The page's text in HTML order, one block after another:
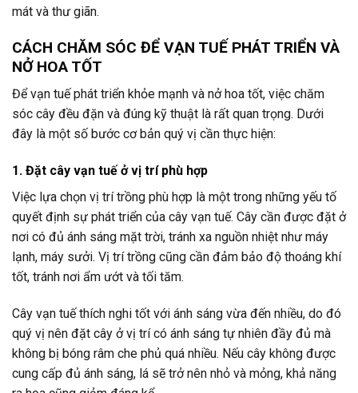
mát và thư giãn.
CÁCH CHĂM SÓC ĐỂ VẠN TUẾ PHÁT TRIỂN VÀ
NỞ HOA TỐT
Để vạn tuế phát triển khỏe mạnh và nở hoa tốt, việc chăm
sóc cây đều đặn và đúng kỹ thuật là rất quan trọng. Dưới
đây là một số bước cơ bản quý vị cần thực hiện:
1. Đặt cây vạn tuế ở vị trí phù hợp
Việc lựa chọn vị trí trồng phù hợp là một trong những yếu tố
quyết định sự phát triển của cây vạn tuế. Cây cần được đặt ở
nơi có đủ ánh sáng mặt trời, tránh xa nguồn nhiệt như máy
lạnh, máy sưởi. Vị trí trồng cũng cần đảm bảo độ thoáng khí
tốt, tránh nơi ẩm ướt và tối tăm.
Cây vạn tuế thích nghi tốt với ánh sáng vừa đến nhiều, do đó
quý vị nên đặt cây ở vị trí có ánh sáng tự nhiên đầy đủ mà
không bị bóng râm che phủ quá nhiều. Nếu cây không được
cung cấp đủ ánh sáng, lá sẽ trở nên nhỏ và mỏng, khả năng